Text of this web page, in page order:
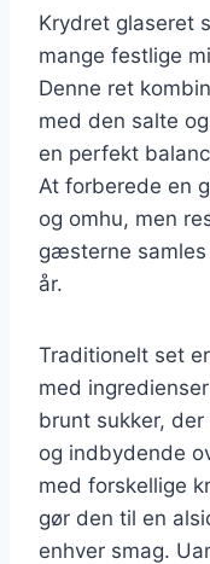
Krydret glaseret
mange festlige
Denne ret
med den salte
en perfekt
At forberede en
og omhu, men
gæsterne
år.
Traditionelt set
med
brunt sukker,
og indbydende
med forskellige
gør den til en
enhver smag.